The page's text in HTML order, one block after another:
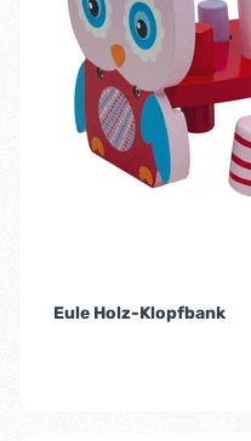
Eule Holz-Klopfbank